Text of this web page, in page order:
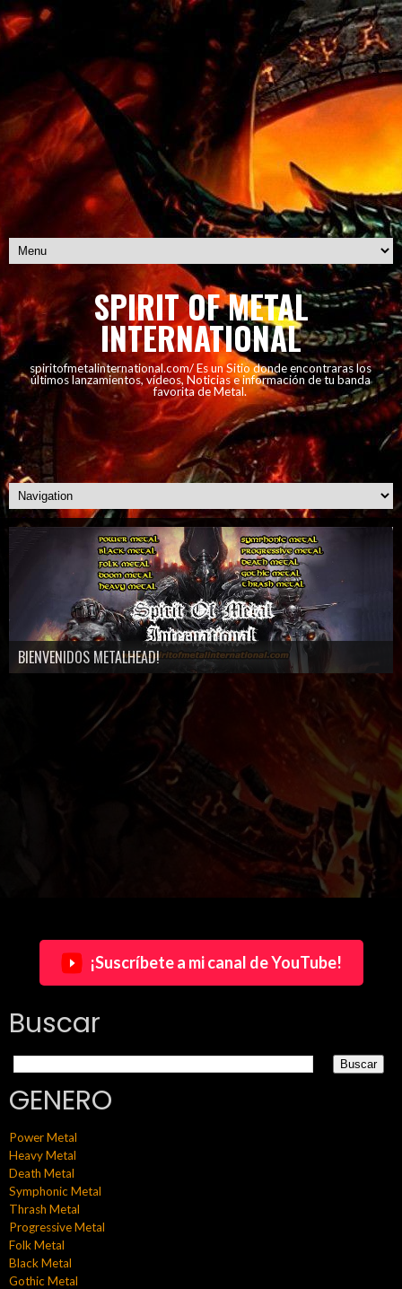
SPIRIT OF METAL
INTERNATIONAL
spiritofmetalinternational.com/ Es un Sitio donde encontraras los
últimos lanzamientos, vídeos, Noticias e información de tu banda
favorita de Metal.
BIENVENIDOS METALHEAD!
¡Suscríbete a mi canal de YouTube!
Buscar
GENERO
Power Metal
Heavy Metal
Death Metal
Symphonic Metal
Thrash Metal
Progressive Metal
Folk Metal
Black Metal
Gothic Metal